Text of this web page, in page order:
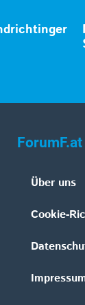
ForumF.at
Über uns
Cookie-